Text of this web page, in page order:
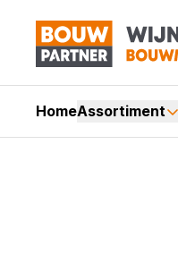
HomeAssortiment